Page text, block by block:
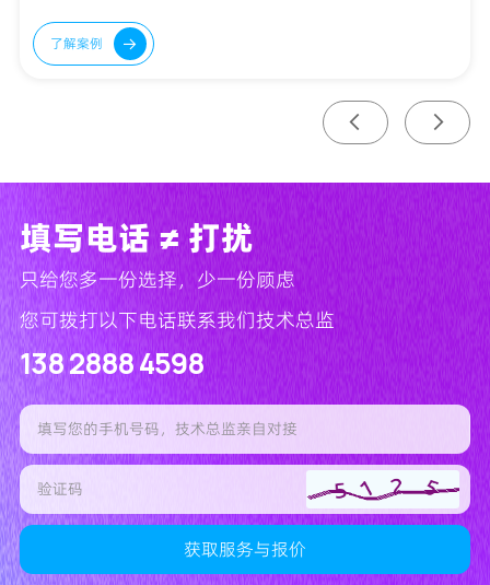
了解案例
填写电话 ≠ 打扰
只给您多一份选择，少一份顾虑
您可拨打以下电话联系我们技术总监
138 2888 4598